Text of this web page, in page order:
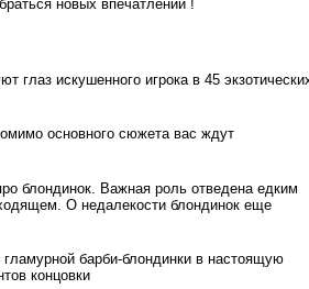
новых впечатлений !
глаз искушенного игрока в 45
основного сюжета вас ждут
блондинок. Важная роль отведена едким
О недалекости блондинок еще
барби-блондинки в настоящую
концовки